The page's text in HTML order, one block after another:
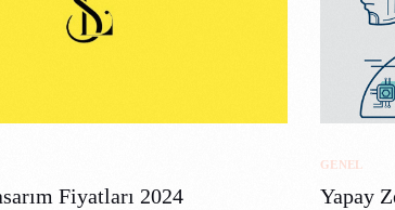
Fiyatları 2024
GENEL
Yapay